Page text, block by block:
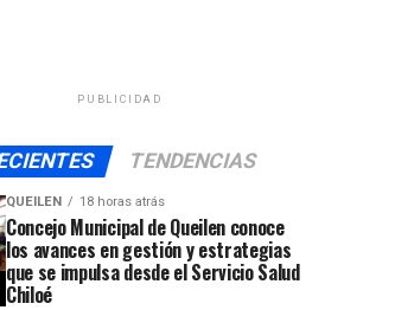
PUBLICIDAD
TENDENCIAS
QUEILEN 18 horas atrás
Concejo Municipal de Queilen conoce
los avances en gestión y estrategias
que se impulsa desde el Servicio Salud
Chiloé